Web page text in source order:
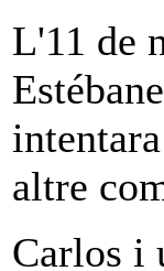
L'11 de
altre
Carlos i